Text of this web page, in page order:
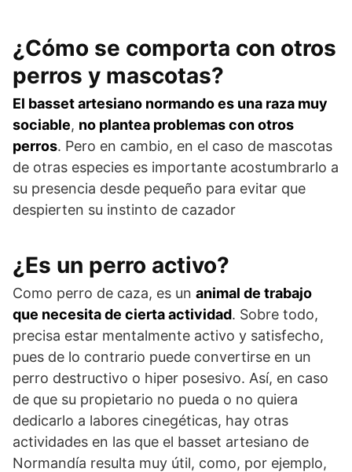
¿Cómo se comporta con otros
perros y mascotas?
El basset artesiano normando es una raza muy
sociable, no plantea problemas con otros
perros. Pero en cambio, en el caso de mascotas
de otras especies es importante acostumbrarlo a
su presencia desde pequeño para evitar que
despierten su instinto de cazador
¿Es un perro activo?
Como perro de caza, es un animal de trabajo
que necesita de cierta actividad. Sobre todo,
precisa estar mentalmente activo y satisfecho,
pues de lo contrario puede convertirse en un
perro destructivo o hiper posesivo. Así, en caso
de que su propietario no pueda o no quiera
dedicarlo a labo­res cinegéticas, hay otras
actividades en las que el basset artesiano de
Normandía resulta muy útil, como, por ejemplo,